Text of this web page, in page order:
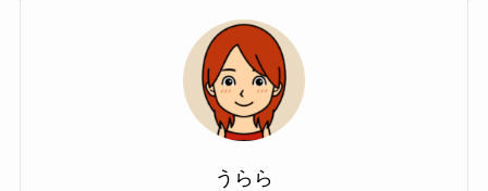
うらら